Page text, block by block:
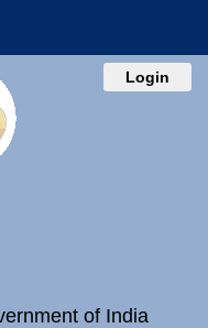
Login
of India